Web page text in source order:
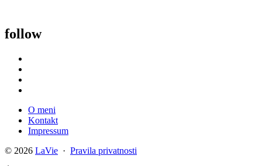
follow
O meni
Kontakt
Impressum
© 2026 LaVie · Pravila privatnosti